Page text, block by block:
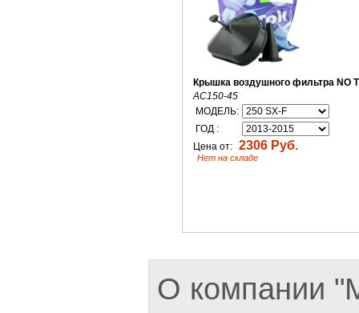
Крышка воздушного фильтра NO
AC150-45
МОДЕЛЬ:
ГОД :
Цена от: 2306 Руб.
Нет на складе
О компании